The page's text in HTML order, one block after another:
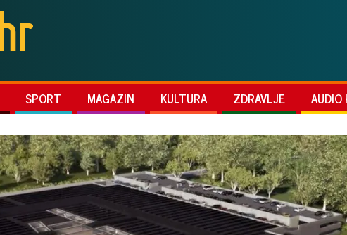
SPORT MAGAZIN KULTURA ZDRAVLJE AUDIO